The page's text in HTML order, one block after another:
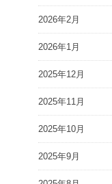
2026年2月
2026年1月
2025年12月
2025年11月
2025年10月
2025年9月